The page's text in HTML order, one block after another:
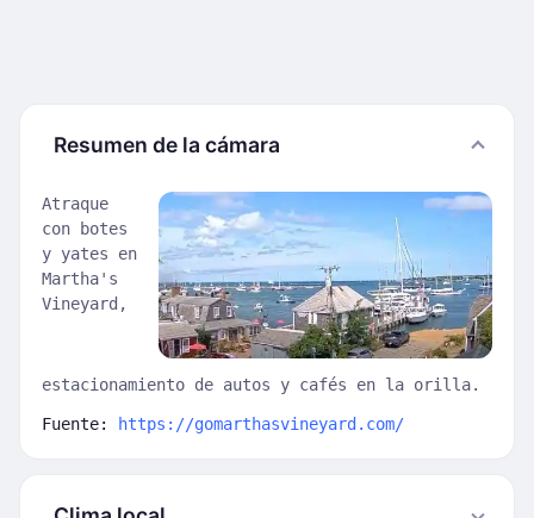
Resumen de la cámara
Atraque
con botes
y yates en
Martha's
Vineyard,
estacionamiento de autos y cafés en la orilla.
Fuente: https://gomarthasvineyard.com/